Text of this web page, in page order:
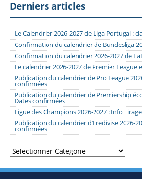
Derniers articles
Le Calendrier 2026-2027 de Liga Portugal :
Confirmation du calendrier de Bundesliga
Confirmation du calendrier 2026-2027 de
Le calendrier 2026-2027 de Premier League
Publication du calendrier de Pro League
confirmées
Publication du calendrier de Premiership
Dates confirmées
Ligue des Champions 2026-2027 : Info
Publication du calendrier d’Eredivise 2026-
confirmées
Catégories